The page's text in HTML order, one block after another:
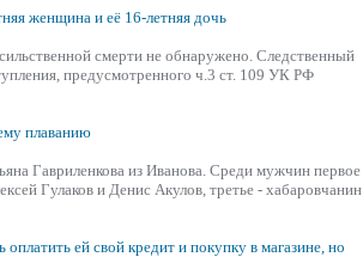
женщина и её 16-летняя дочь
смерти не обнаружено. Следственный
предусмотренного ч.3 ст. 109 УК РФ
плаванию
Гавриленкова из Иванова. Среди мужчин первое
Гулаков и Денис Акулов, третье - хабаровчанин
ей свой кредит и покупку в магазине, но